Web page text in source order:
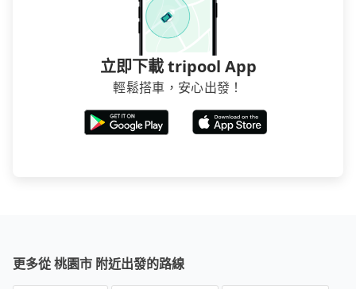
立即下載 tripool App
輕鬆搭車，安心出發！
更多從 桃園市 附近出發的路線